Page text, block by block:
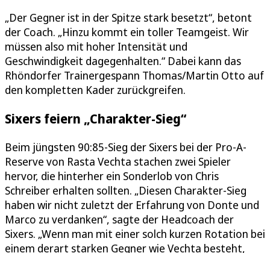
„Der Gegner ist in der Spitze stark besetzt“, betont
der Coach. „Hinzu kommt ein toller Teamgeist. Wir
müssen also mit hoher Intensität und
Geschwindigkeit dagegenhalten.“ Dabei kann das
Rhöndorfer Trainergespann Thomas/Martin Otto auf
den kompletten Kader zurückgreifen.
Sixers feiern „Charakter-Sieg“
Beim jüngsten 90:85-Sieg der Sixers bei der Pro-A-
Reserve von Rasta Vechta stachen zwei Spieler
hervor, die hinterher ein Sonderlob von Chris
Schreiber erhalten sollten. „Diesen Charakter-Sieg
haben wir nicht zuletzt der Erfahrung von Donte und
Marco zu verdanken“, sagte der Headcoach der
Sixers. „Wenn man mit einer solch kurzen Rotation bei
einem derart starken Gegner wie Vechta besteht,